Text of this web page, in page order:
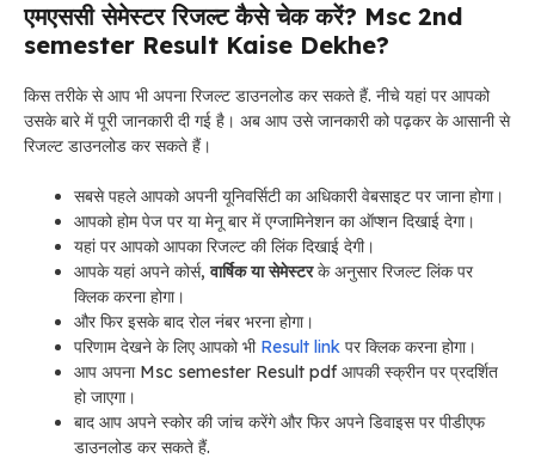
एमएससी सेमेस्टर रिजल्ट कैसे चेक करें? Msc 2nd
semester Result Kaise Dekhe?
किस तरीके से आप भी अपना रिजल्ट डाउनलोड कर सकते हैं. नीचे यहां पर आपको
उसके बारे में पूरी जानकारी दी गई है। अब आप उसे जानकारी को पढ़कर के आसानी से
रिजल्ट डाउनलोड कर सकते हैं।
सबसे पहले आपको अपनी यूनिवर्सिटी का अधिकारी वेबसाइट पर जाना होगा।
आपको होम पेज पर या मेनू बार में एग्जामिनेशन का ऑप्शन दिखाई देगा।
यहां पर आपको आपका रिजल्ट की लिंक दिखाई देगी।
आपके यहां अपने कोर्स,वार्षिक या सेमेस्टरके अनुसार रिजल्ट लिंक पर
क्लिक करना होगा।
और फिर इसके बाद रोल नंबर भरना होगा।
परिणाम देखने के लिए आपको भी Result link पर क्लिक करना होगा।
आप अपना Msc semester Result pdf आपकी स्क्रीन पर प्रदर्शित
हो जाएगा।
बाद आप अपने स्कोर की जांच करेंगे और फिर अपने डिवाइस पर पीडीएफ
डाउनलोड कर सकते हैं.